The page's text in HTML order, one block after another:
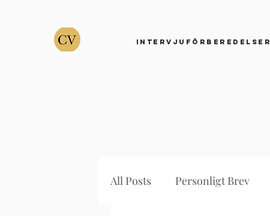
Intervjuförberedelser
All Posts Personligt Brev